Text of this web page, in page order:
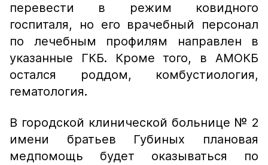
перевести в режим ковидного
госпиталя, но его врачебный персонал
по лечебным профилям направлен в
указанные ГКБ. Кроме того, в АМОКБ
остался роддом, комбустиология,
гематология.
В городской клинической больнице № 2
имени братьев Губиных плановая
медпомощь будет оказываться по